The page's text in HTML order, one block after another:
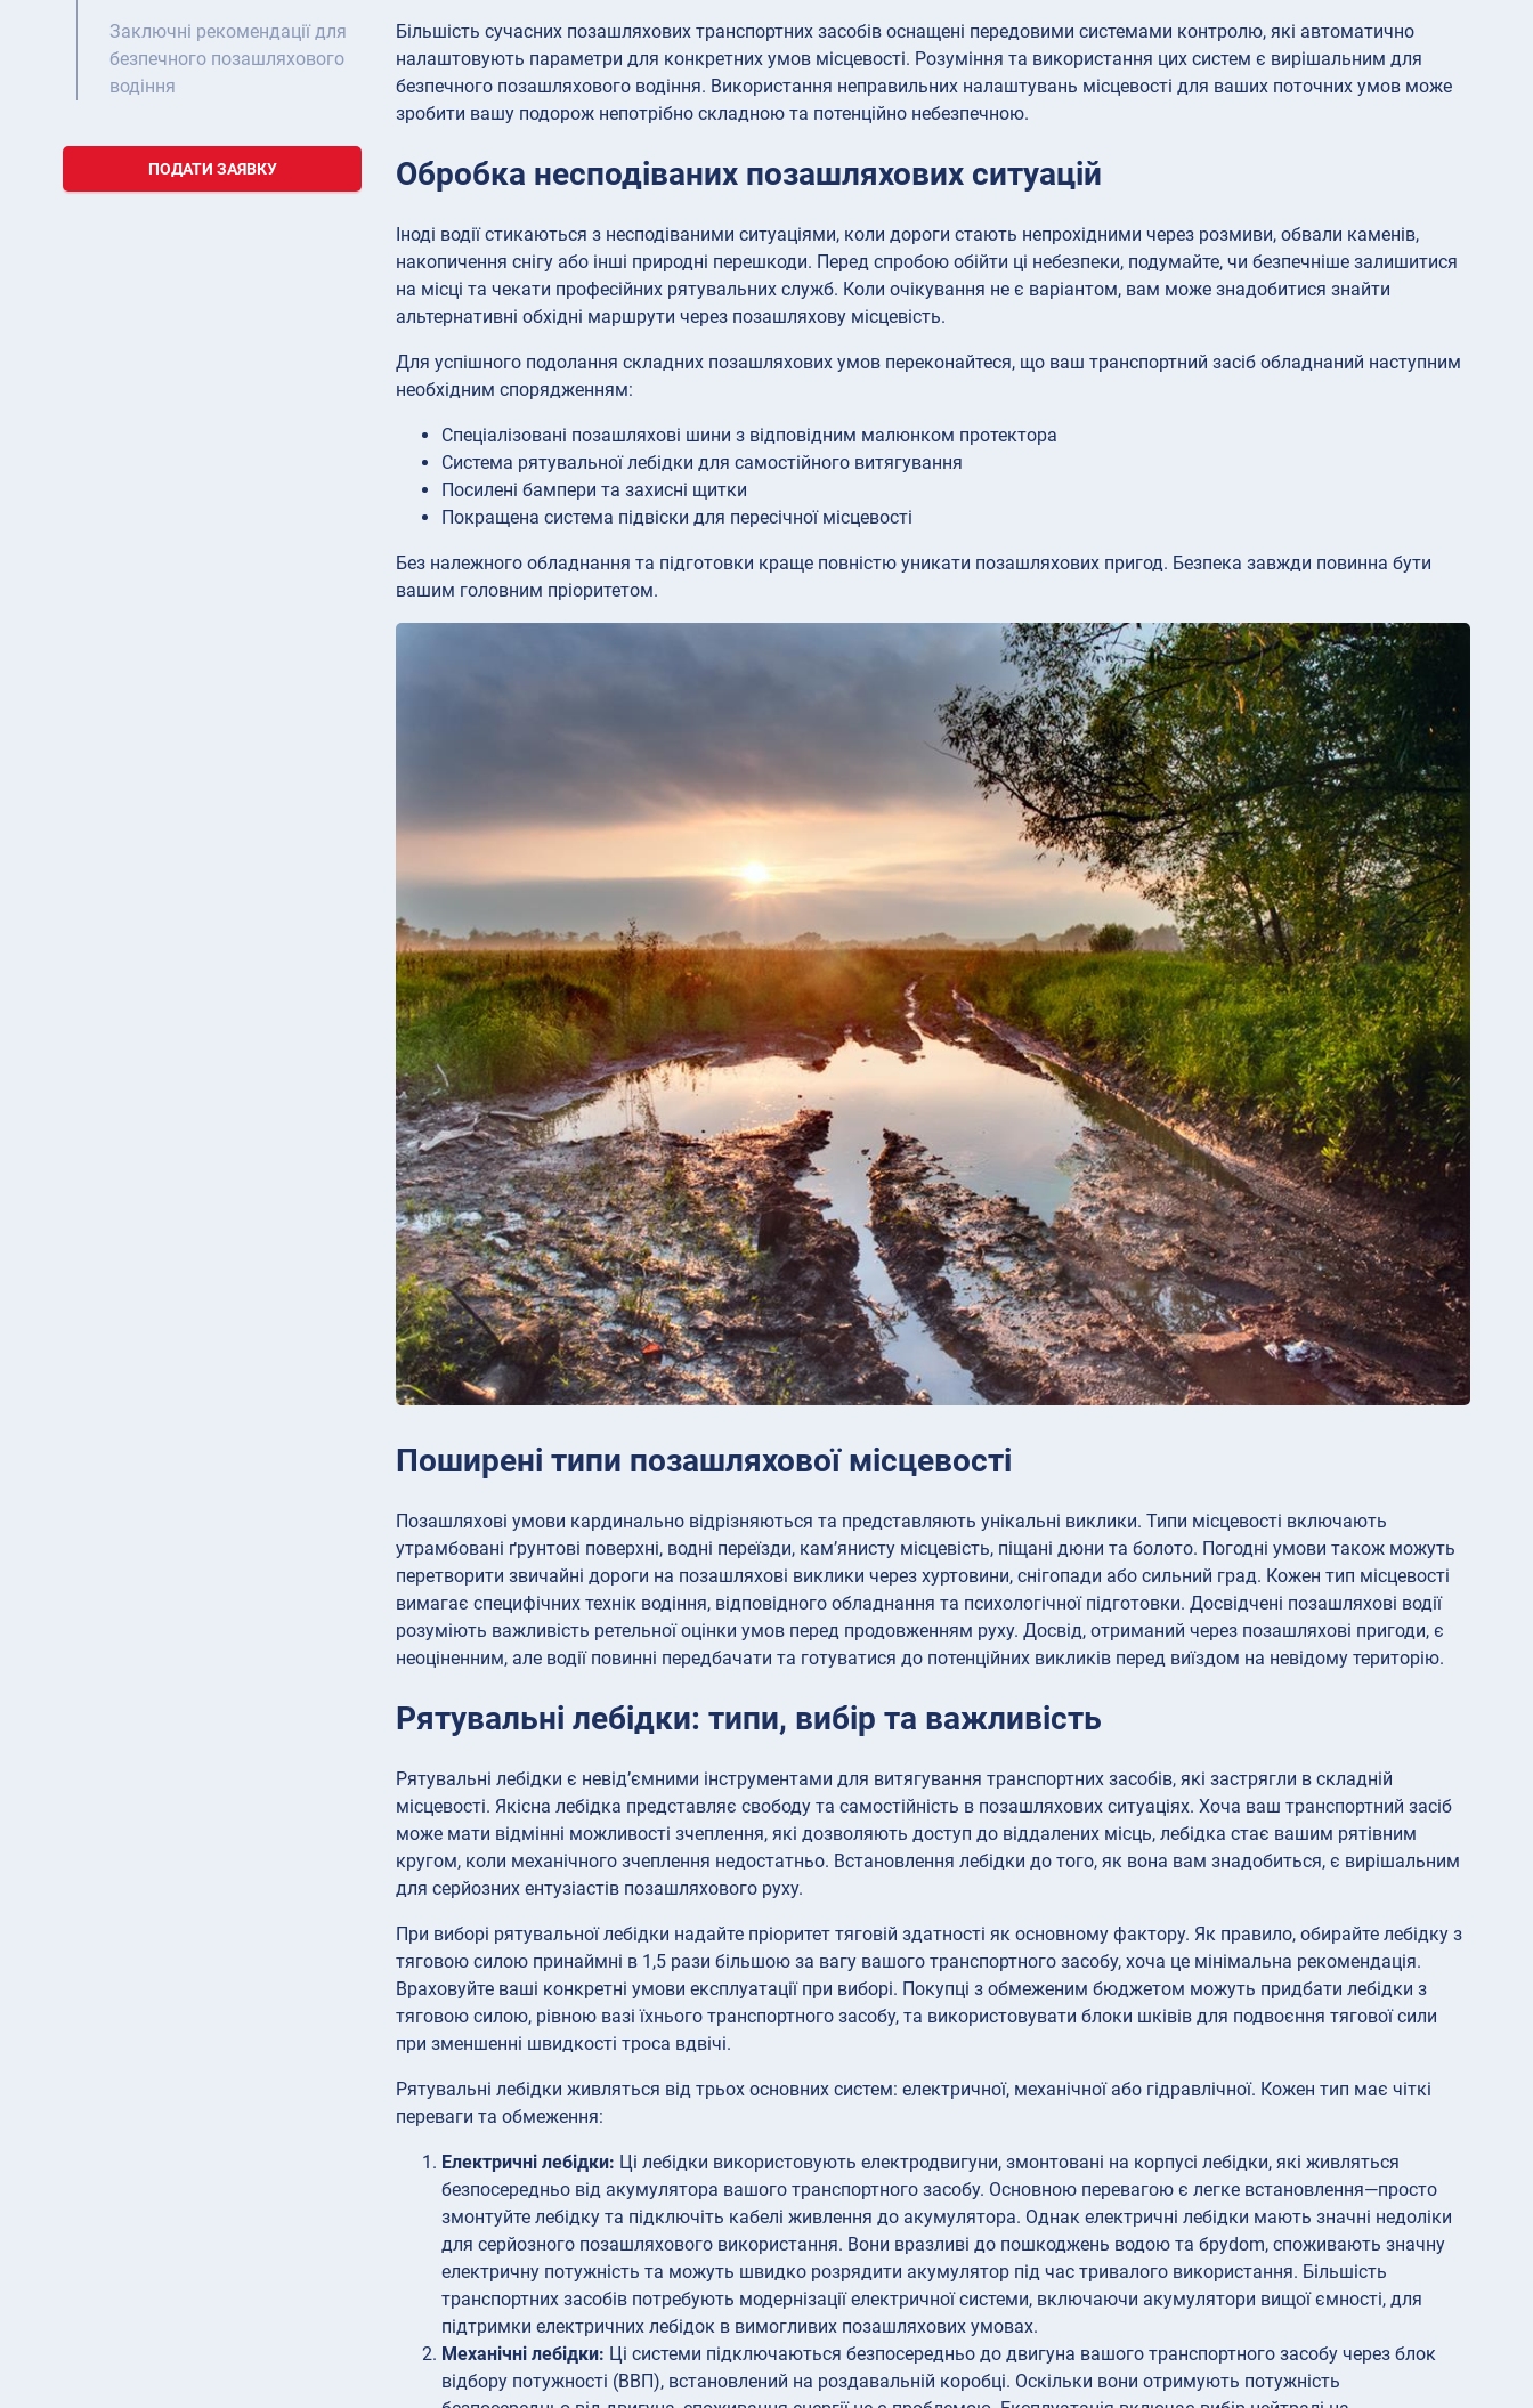
Заключні рекомендації для
безпечного позашляхового
водіння
ПОДАТИ ЗАЯВКУ
Більшість сучасних позашляхових транспортних засобів оснащені передовими системами контролю, які автоматично
налаштовують параметри для конкретних умов місцевості. Розуміння та використання цих систем є вирішальним для
безпечного позашляхового водіння. Використання неправильних налаштувань місцевості для ваших поточних умов може
зробити вашу подорож непотрібно складною та потенційно небезпечною.
Обробка несподіваних позашляхових ситуацій
Іноді водії стикаються з несподіваними ситуаціями, коли дороги стають непрохідними через розмиви, обвали каменів,
накопичення снігу або інші природні перешкоди. Перед спробою обійти ці небезпеки, подумайте, чи безпечніше залишитися
на місці та чекати професійних рятувальних служб. Коли очікування не є варіантом, вам може знадобитися знайти
альтернативні обхідні маршрути через позашляхову місцевість.
Для успішного подолання складних позашляхових умов переконайтеся, що ваш транспортний засіб обладнаний наступним
необхідним спорядженням:
Спеціалізовані позашляхові шини з відповідним малюнком протектора
Система рятувальної лебідки для самостійного витягування
Посилені бампери та захисні щитки
Покращена система підвіски для пересічної місцевості
Без належного обладнання та підготовки краще повністю уникати позашляхових пригод. Безпека завжди повинна бути
вашим головним пріоритетом.
Поширені типи позашляхової місцевості
Позашляхові умови кардинально відрізняються та представляють унікальні виклики. Типи місцевості включають
утрамбовані ґрунтові поверхні, водні переїзди, кам’янисту місцевість, піщані дюни та болото. Погодні умови також можуть
перетворити звичайні дороги на позашляхові виклики через хуртовини, снігопади або сильний град. Кожен тип місцевості
вимагає специфічних технік водіння, відповідного обладнання та психологічної підготовки. Досвідчені позашляхові водії
розуміють важливість ретельної оцінки умов перед продовженням руху. Досвід, отриманий через позашляхові пригоди, є
неоціненним, але водії повинні передбачати та готуватися до потенційних викликів перед виїздом на невідому територію.
Рятувальні лебідки: типи, вибір та важливість
Рятувальні лебідки є невід’ємними інструментами для витягування транспортних засобів, які застрягли в складній
місцевості. Якісна лебідка представляє свободу та самостійність в позашляхових ситуаціях. Хоча ваш транспортний засіб
може мати відмінні можливості зчеплення, які дозволяють доступ до віддалених місць, лебідка стає вашим рятівним
кругом, коли механічного зчеплення недостатньо. Встановлення лебідки до того, як вона вам знадобиться, є вирішальним
для серйозних ентузіастів позашляхового руху.
При виборі рятувальної лебідки надайте пріоритет тяговій здатності як основному фактору. Як правило, обирайте лебідку з
тяговою силою принаймні в 1,5 рази більшою за вагу вашого транспортного засобу, хоча це мінімальна рекомендація.
Враховуйте ваші конкретні умови експлуатації при виборі. Покупці з обмеженим бюджетом можуть придбати лебідки з
тяговою силою, рівною вазі їхнього транспортного засобу, та використовувати блоки шківів для подвоєння тягової сили
при зменшенні швидкості троса вдвічі.
Рятувальні лебідки живляться від трьох основних систем: електричної, механічної або гідравлічної. Кожен тип має чіткі
переваги та обмеження:
Електричні лебідки: Ці лебідки використовують електродвигуни, змонтовані на корпусі лебідки, які живляться
безпосередньо від акумулятора вашого транспортного засобу. Основною перевагою є легке встановлення—просто
змонтуйте лебідку та підключіть кабелі живлення до акумулятора. Однак електричні лебідки мають значні недоліки
для серйозного позашляхового використання. Вони вразливі до пошкоджень водою та бруdom, споживають значну
електричну потужність та можуть швидко розрядити акумулятор під час тривалого використання. Більшість
транспортних засобів потребують модернізації електричної системи, включаючи акумулятори вищої ємності, для
підтримки електричних лебідок в вимогливих позашляхових умовах.
Механічні лебідки: Ці системи підключаються безпосередньо до двигуна вашого транспортного засобу через блок
відбору потужності (ВВП), встановлений на роздавальній коробці. Оскільки вони отримують потужність